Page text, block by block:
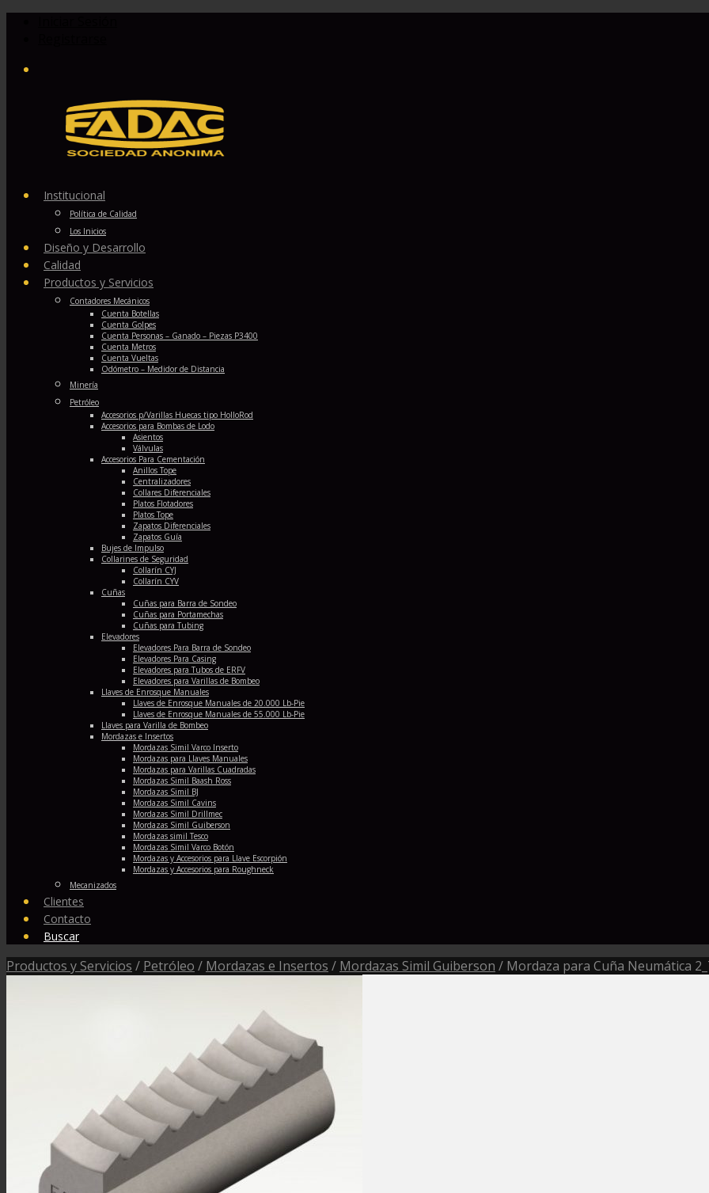
Institucional
Política de Calidad
Los Inicios
Diseño y Desarrollo
Calidad
Productos y Servicios
Contadores Mecánicos
Cuenta Botellas
Cuenta Golpes
Cuenta Personas – Ganado – Piezas P3400
Cuenta Metros
Cuenta Vueltas
Odómetro – Medidor de Distancia
Minería
Petróleo
Accesorios p/Varillas Huecas tipo HolloRod
Accesorios para Bombas de Lodo
Asientos
Válvulas
Accesorios Para Cementación
Anillos Tope
Centralizadores
Collares Diferenciales
Platos Flotadores
Platos Tope
Zapatos Diferenciales
Zapatos Guía
Bujes de Impulso
Collarines de Seguridad
Collarín CYJ
Collarín CYV
Cuñas
Cuñas para Barra de Sondeo
Cuñas para Portamechas
Cuñas para Tubing
Elevadores
Elevadores Para Barra de Sondeo
Elevadores Para Casing
Elevadores para Tubos de ERFV
Elevadores para Varillas de Bombeo
Llaves de Enrosque Manuales
Llaves de Enrosque Manuales de 20.000 Lb-Pie
Llaves de Enrosque Manuales de 55.000 Lb-Pie
Llaves para Varilla de Bombeo
Mordazas e Insertos
Mordazas Simil Varco Inserto
Mordazas para Llaves Manuales
Mordazas para Varillas Cuadradas
Mordazas Simil Baash Ross
Mordazas Simil BJ
Mordazas Simil Cavins
Mordazas Simil Drillmec
Mordazas Simil Guiberson
Mordazas simil Tesco
Mordazas Simil Varco Botón
Mordazas y Accesorios para Llave Escorpión
Mordazas y Accesorios para Roughneck
Mecanizados
Clientes
Contacto
Buscar
Productos y Servicios / Petróleo / Mordazas e Insertos / Mordazas Simil Guiberson / Mordaza para Cuña Neumática